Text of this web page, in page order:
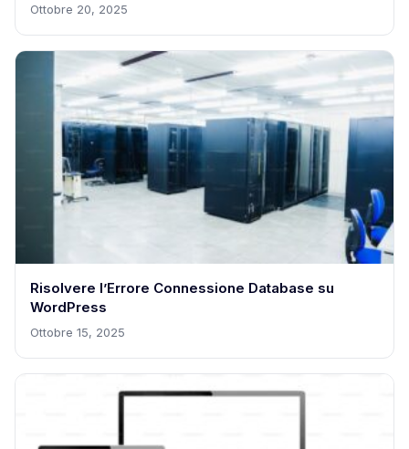
Ottobre 20, 2025
Risolvere l’Errore Connessione Database su
WordPress
Ottobre 15, 2025